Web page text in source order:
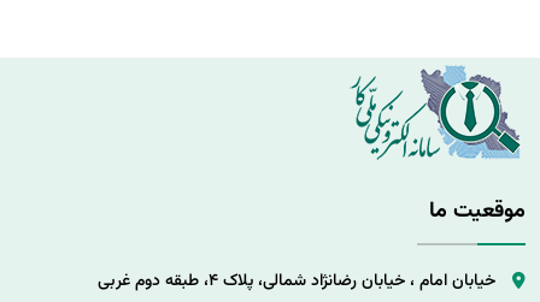
موقعیت ما
خیابان امام ، خیابان رضانژاد شمالی، پلاک 4، طبقه دوم غربی